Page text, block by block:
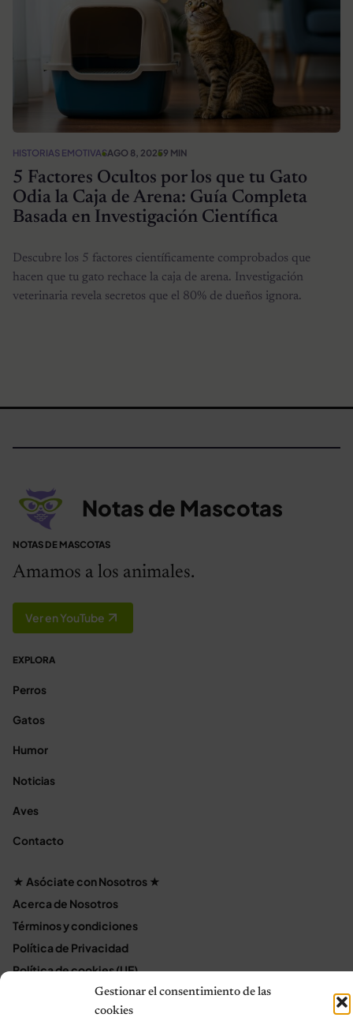
Gestionar el consentimiento de las
cookies
HISTORIAS EMOTIVASAGO 8, 20259 MIN
5 Factores Ocultos por los que tu Gato
Odia la Caja de Arena: Guía Completa
Basada en Investigación Científica
Descubre los 5 factores científicamente comprobados que
hacen que tu gato rechace la caja de arena. Investigación
veterinaria revela secretos que el 80% de dueños ignora.
Notas de Mascotas
NOTAS DE MASCOTAS
Amamos a los animales.
Ver en YouTube
EXPLORA
Perros
Gatos
Humor
Noticias
Aves
Contacto
★ Asóciate con Nosotros ★
Acerca de Nosotros
Términos y condiciones
Política de Privacidad
Política de cookies (UE)